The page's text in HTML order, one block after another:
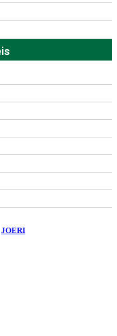
JOERI